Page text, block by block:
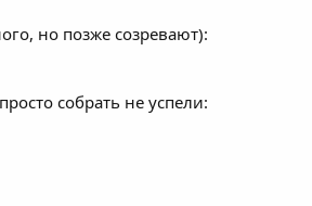
но позже созревают):
собрать не успели: